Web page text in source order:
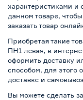
характеристиками и
данном товаре,
заказать товар
Приобретая такие
ПН1 левая, в
оформить доставку
способом, для этого
доставке и
Вы можете сделать